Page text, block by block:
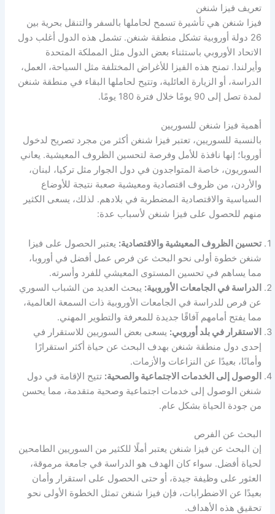
تعريف فيزا شنغن
فيزا شنغن هي تأشيرة تسمح لحاملها بالسفر والتنقل بحرية بين
26 دولة أوروبية تشكل منطقة شنغن. تشمل هذه الدول أغلب دول
الاتحاد الأوروبي باستثناء بعض الدول مثل المملكة المتحدة
وأيرلندا. تمنح هذه الفيزا للأغراض المختلفة مثل السياحة، العمل،
الدراسة، أو الزيارة العائلية، وتتيح لحاملها البقاء في منطقة شنغن
لمدة تصل إلى 90 يومًا خلال فترة 180 يومًا.
أهمية فيزا شنغن للسوريين
بالنسبة للسوريين، تعتبر فيزا شنغن أكثر من مجرد تصريح لدخول
أوروبا؛ إنها نافذة للأمل وفرصة لتحسين الظروف المعيشية. يعاني
السوريون، خاصة المتواجدون في دول الجوار مثل تركيا، لبنان،
والأردن، من ظروف اقتصادية ومعيشية صعبة نتيجة للأوضاع
السياسية والاقتصادية المضطربة في بلادهم. لذلك، يسعى الكثير
منهم للحصول على فيزا شنغن لأسباب عدة:
تحسين الظروف المعيشية والاقتصادية: يعتبر الحصول على فيزا
شنغن خطوة أولى نحو البحث عن فرص عمل أفضل في أوروبا،
مما يساهم في تحسين المستوى المعيشي للفرد وأسرته.
الدراسة في الجامعات الأوروبية: يبحث العديد من الشباب السوري
عن فرص للدراسة في الجامعات الأوروبية ذات السمعة العالمية،
مما يفتح أمامهم آفاقًا جديدة للمعرفة والتطوير المهني.
الاستقرار في بلد أوروبي: يسعى بعض السوريين للاستقرار في
إحدى دول منطقة شنغن بهدف البحث عن حياة أكثر استقرارًا
وأمانًا، بعيدًا عن النزاعات والأزمات.
الوصول إلى الخدمات الاجتماعية والصحية: تتيح الإقامة في دول
شنغن الوصول إلى خدمات اجتماعية وصحية متقدمة، مما يحسن
من جودة الحياة بشكل عام.
البحث عن الفرص
إن البحث عن فيزا شنغن يعتبر أملًا للكثير من السوريين الطامحين
لحياة أفضل. سواء كان الهدف هو الدراسة في جامعة مرموقة،
العثور على وظيفة جيدة، أو حتى الحصول على استقرار وأمان
بعيدًا عن الاضطرابات، فإن فيزا شنغن تمثل الخطوة الأولى نحو
تحقيق هذه الأهداف.